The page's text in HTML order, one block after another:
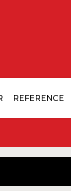
REFERENCE